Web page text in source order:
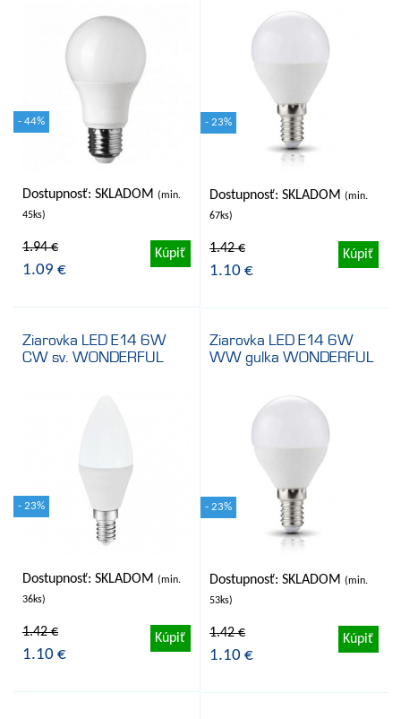
- 44%
Dostupnosť: SKLADOM (min.
45ks)
1.94 €
1.09 €
Kúpiť
- 23%
Dostupnosť: SKLADOM (min.
67ks)
1.42 €
1.10 €
Kúpiť
Ziarovka LED E14 6W
CW sv. WONDERFUL
- 23%
Dostupnosť: SKLADOM (min.
36ks)
1.42 €
1.10 €
Kúpiť
Ziarovka LED E14 6W
WW gulka WONDERFUL
- 23%
Dostupnosť: SKLADOM (min.
53ks)
1.42 €
1.10 €
Kúpiť